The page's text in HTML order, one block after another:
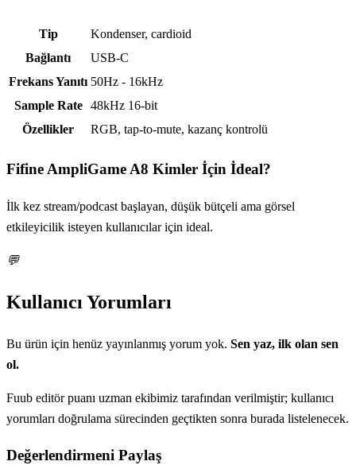
Teknik özellikler
Tip
Kondenser, cardioid
Bağlantı
USB-C
Frekans Yanıtı 50Hz - 16kHz
Sample Rate
48kHz 16-bit
Özellikler
RGB, tap-to-mute, kazanç kontrolü
Fifine AmpliGame A8 Kimler İçin İdeal?
İlk kez stream/podcast başlayan, düşük bütçeli ama görsel
etkileyicilik isteyen kullanıcılar için ideal.
💬
Kullanıcı Yorumları
Bu ürün için henüz yayınlanmış yorum yok. Sen yaz, ilk olan sen
ol.
Fuub editör puanı uzman ekibimiz tarafından verilmiştir; kullanıcı
yorumları doğrulama sürecinden geçtikten sonra burada listelenecek.
Değerlendirmeni Paylaş